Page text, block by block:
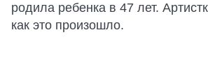
родила ребенка в 47 лет.
как это произошло.